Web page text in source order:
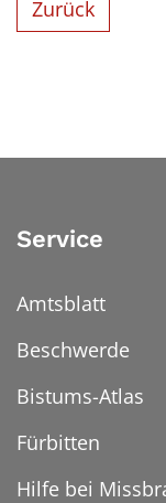
Zurück
Service
Amtsblatt
Beschwerde
Bistums-Atlas
Fürbitten
Hilfe bei